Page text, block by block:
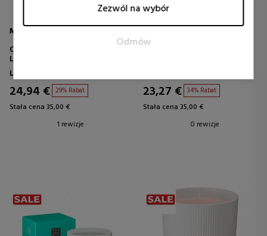
Pliki cookies marketingowe są używane do śledzenia
odwiedzających na stronach internetowych. Celem jest
wyświetlanie reklam, które są odpowiednie i interesujące dla
reklamodawców.
Zezwól na wybór
Odmów
MOLTON BROWN
ORANGE & BERGAMOT BODY
LOTION
Linie kapielowe dla kobiet
24,94 € 29% Rabat
Stała cena 35,00 €
1 rewizje
MOLTON BROWN
HEAVENLY GINGERLILY BODY
23,27 € 34% Rabat
Stała cena 35,00 €
0 rewizje